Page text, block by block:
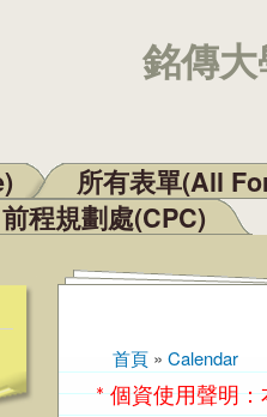
銘傳
所有表單(All
前程規劃處(CPC)
您在這裡
首頁 » Calendar
* 個資使用聲明